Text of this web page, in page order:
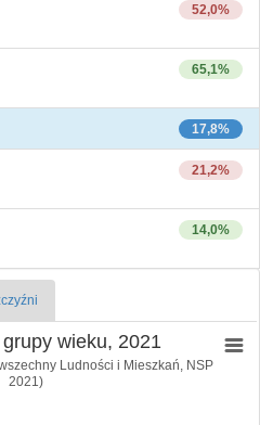
52,0%
65,1%
17,8%
21,2%
14,0%
wieku, 2021
Ludności i Mieszkań, NSP
2021)